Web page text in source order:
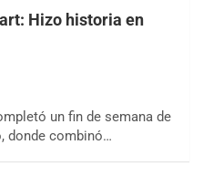
Hizo historia en
un fin de semana de
donde combinó…